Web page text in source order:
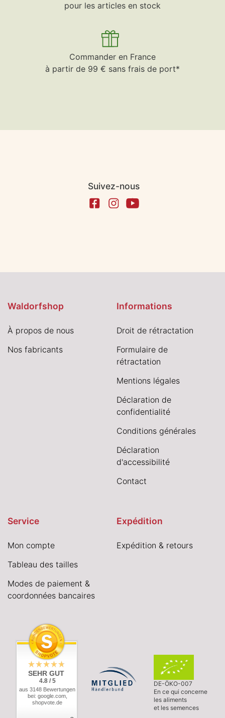
pour les articles en stock
Commander en France
à partir de 99 € sans frais de port*
Suivez-nous
Waldorfshop
À propos de nous
Nos fabricants
Informations
Droit de rétractation
Formulaire de
rétractation
Mentions légales
Déclaration de
confidentialité
Conditions générales
Déclaration
d'accessibilité
Contact
Service
Mon compte
Tableau des tailles
Modes de paiement &
coordonnées bancaires
Expédition
Expédition & retours
SEHR GUT
4.8 / 5
aus 3148 Bewertungen
bei: google.com,
shopvote.de
DE-ÖKO-007
En ce qui concerne
les aliments
et les semences